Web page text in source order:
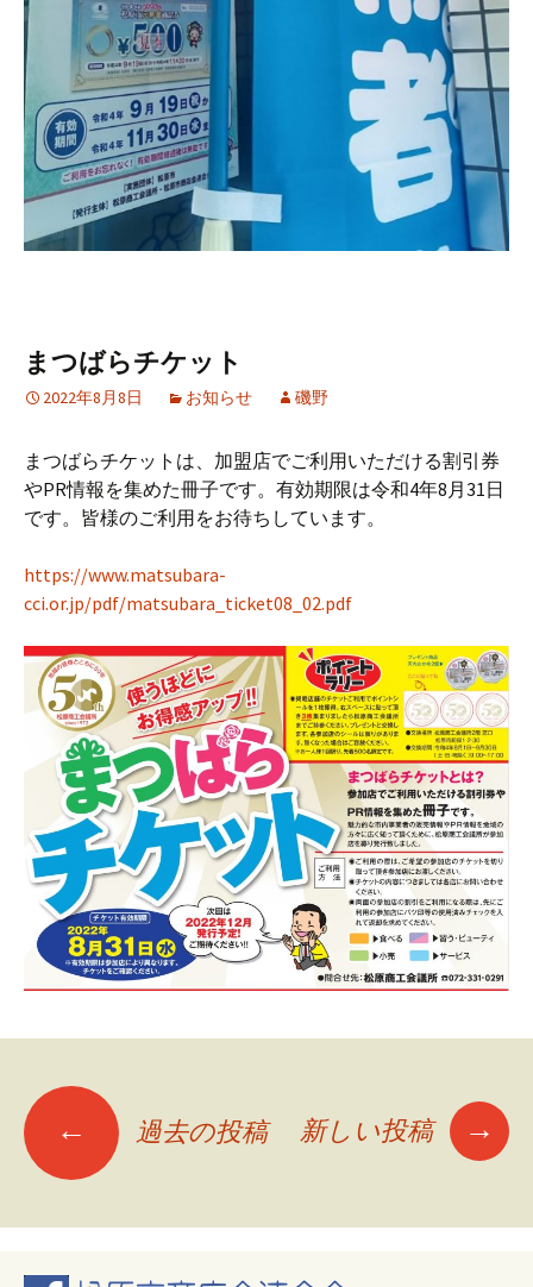
まつばらチケット
2022年8月8日 お知らせ 磯野
まつばらチケットは、加盟店でご利用いただける割引券
やPR情報を集めた冊子です。有効期限は令和4年8月31日
です。皆様のご利用をお待ちしています。
https://www.matsubara-
cci.or.jp/pdf/matsubara_ticket08_02.pdf
投
稿
ナ
← 過去の投稿 新しい投稿 →